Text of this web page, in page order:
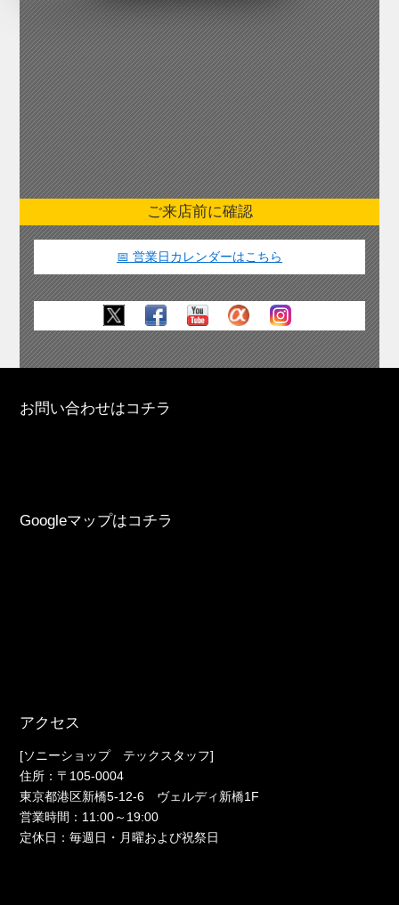
ご来店前に確認
📅 営業日カレンダーはこちら
お問い合わせはコチラ
Googleマップはコチラ
アクセス
[ソニーショップ テックスタッフ]
住所：〒105-0004
東京都港区新橋5-12-6 ヴェルディ新橋1F
営業時間：11:00～19:00
定休日：毎週日・月曜および祝祭日